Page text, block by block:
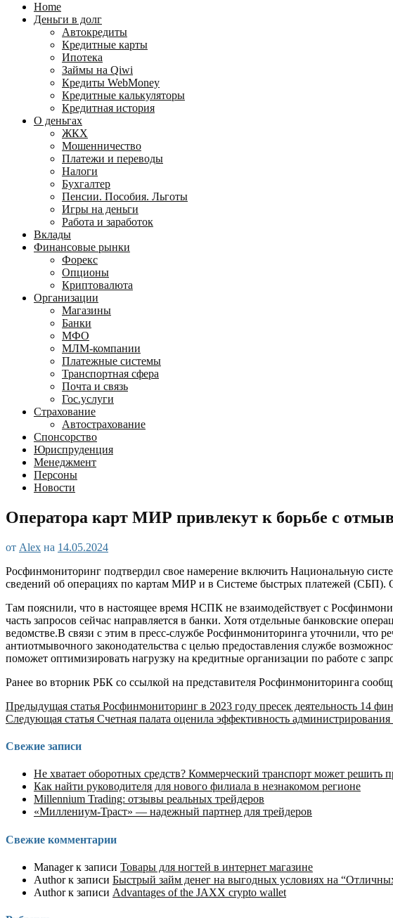
физических
лиц
Home
Деньги в долг
Автокредиты
Кредитные карты
Ипотека
Займы на Qiwi
Кредиты WebMoney
Кредитные калькуляторы
Кредитная история
О деньгах
ЖКХ
Мошенничество
Платежи и переводы
Налоги
Бухгалтер
Пенсии. Пособия. Льготы
Игры на деньги
Работа и заработок
Вклады
Финансовые рынки
Форекс
Опционы
Криптовалюта
Организации
Магазины
Банки
МФО
МЛМ-компании
Платежные системы
Транспортная сфера
Почта и связь
Гос.услуги
Страхование
Автострахование
Спонсорство
Юриспруденция
Менеджмент
Персоны
Новости
Оператора карт МИР привлекут к борьбе с
от Alex на 14.05.2024
Росфинмониторинг подтвердил свое намерение включить Национальную
сведений об операциях по картам МИР и в Системе быстрых платежей (СБП).
Там пояснили, что в настоящее время НСПК не взаимодействует с
часть запросов сейчас направляется в банки. Хотя отдельные банковские
ведомстве.В связи с этим в пресс-службе Росфинмониторинга уточнили, что
антиотмывочного законодательства с целью предоставления службе
поможет оптимизировать нагрузку на кредитные организации по работе с
Ранее во вторник РБК со ссылкой на представителя Росфинмониторинга
Продолжить
чтение
Предыдущая статья Росфинмониторинг в 2023 году пресек деятельность 14
Следующая статья Счетная палата оценила эффективность
Свежие записи
Не хватает оборотных средств? Коммерческий транспорт может решить
Как найти руководителя для нового филиала в незнакомом регионе
Millennium Trading: отзывы реальных трейдеров
«Миллениум-Траст» — надежный партнер для трейдеров
Свежие комментарии
Managerк записи Товары для ногтей в интернет магазине
Authorк записи Быстрый займ денег на выгодных условиях на
Authorк записи Advantages of the JAXX crypto wallet